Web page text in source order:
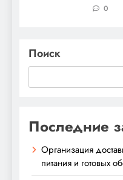
0
Поиск
Последние
Организация
питания и готовых